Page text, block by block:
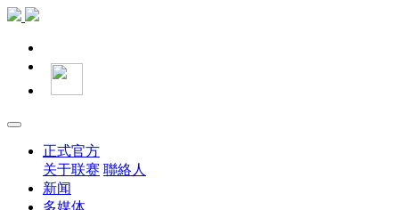
正式官方
关于联赛 聯絡人
新闻
多媒体